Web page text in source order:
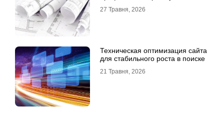
27 Травня, 2026
Техническая оптимизация сайта
для стабильного роста в поиске
21 Травня, 2026